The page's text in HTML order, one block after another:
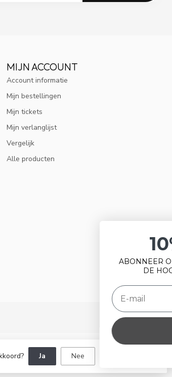
MIJN ACCOUNT
Account informatie
Mijn bestellingen
Mijn tickets
Mijn verlanglijst
Vergelijk
Alle producten
Ja Nee
OP ONZE NIEUWSBRIEF EN BLIJF OP